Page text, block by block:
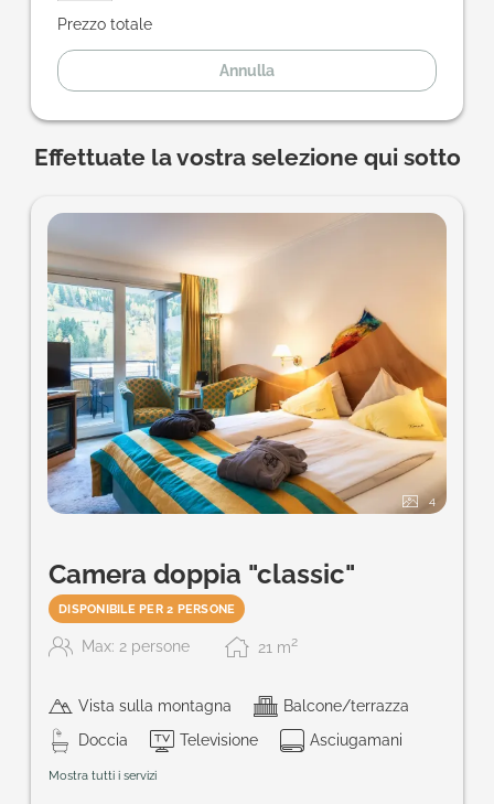
Prezzo totale
Annulla
Effettuate la vostra selezione qui sotto
4
Camera doppia "classic"
DISPONIBILE PER 2 PERSONE
Max: 2 persone 21 m2
Vista sulla montagna
Balcone/terrazza
Doccia
Televisione Asciugamani
Mostra tutti i servizi